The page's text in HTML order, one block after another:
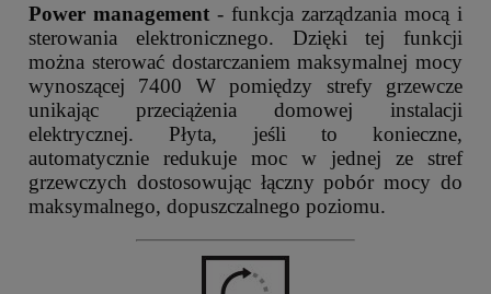
Power management - funkcja zarządzania mocą i
sterowania elektronicznego. Dzięki tej funkcji
można sterować dostarczaniem maksymalnej mocy
wynoszącej 7400 W pomiędzy strefy grzewcze
unikając przeciążenia domowej instalacji
elektrycznej. Płyta, jeśli to konieczne,
automatycznie redukuje moc w jednej ze stref
grzewczych dostosowując łączny pobór mocy do
maksymalnego, dopuszczalnego poziomu.